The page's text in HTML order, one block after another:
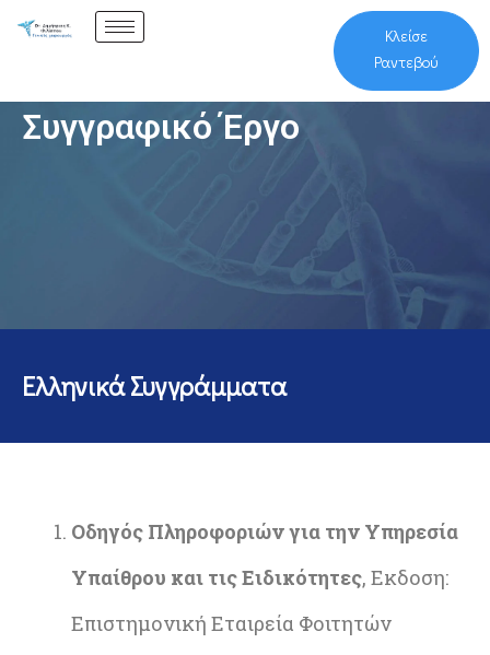
Κλείσε
Ραντεβού
Συγγραφικό Έργο
Ελληνικά Συγγράμματα
Οδηγός Πληροφοριών για την Υπηρεσία
Υπαίθρου και τις Ειδικότητες, Εκδοση:
Επιστημονική Εταιρεία Φοιτητών